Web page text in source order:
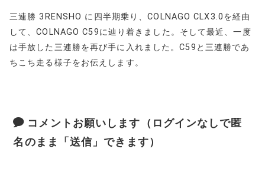
三連勝 3RENSHO に四半期乗り、COLNAGO CLX3.0を経由
して、COLNAGO C59に辿り着きました。そして最近、一度
は手放した三連勝を再び手に入れました。C59と三連勝であ
ちこち走る様子をお伝えします。
コメントお願いします（ログインなしで匿
名のまま「送信」できます）